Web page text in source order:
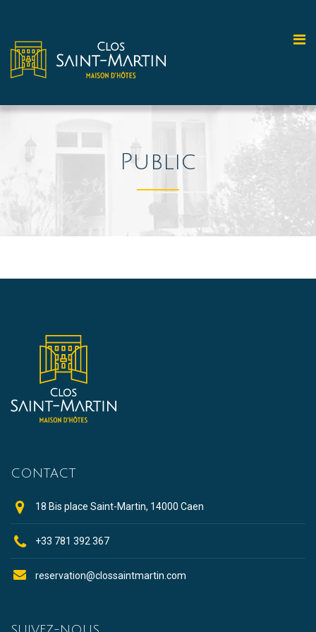
Public
CONTACT
18 Bis place Saint-Martin, 14000 Caen
+33 781 392 367
reservation@clossaintmartin.com